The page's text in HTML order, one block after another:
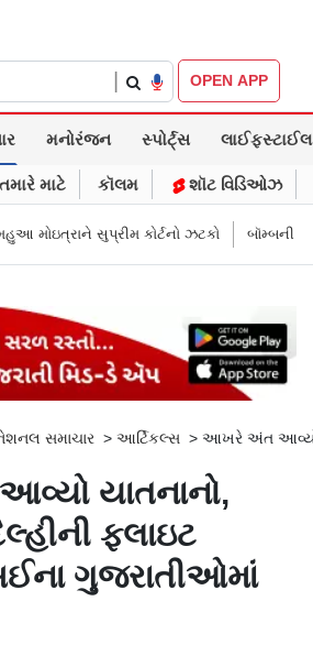
OPEN APP
મનોરંજન સ્પોર્ટ્સ લાઈફસ્ટાઈલ
માટે કૉલમ શૉટ વિડિઓઝ
બૉમ્બની ધમકી બાદ મુંબઈમાં હાઈ ઍલર્ટ:
સમાચાર > આર્ટિકલ્સ > આખરે અંત આવ્યો
યાતનાનો,
ફ્લાઇટ
ગુજરાતીઓમાં